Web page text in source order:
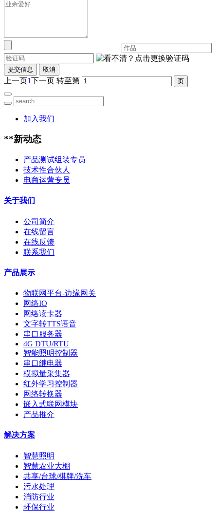
提交信息 取消
上一页1下一页 转至第
加入我们
**新动态
产品测试组装专员
技术性合伙人
电商运营专员
关于我们
公司简介
在线留言
在线反馈
联系我们
产品展示
物联网平台-边缘网关
网络IO
网络读卡器
文字转TTS语音
串口服务器
4G DTU/RTU
智能照明控制器
串口继电器
模拟量采集器
红外学习控制器
网络转换器
嵌入式联网模块
产品推介
解决方案
智慧照明
智慧农业大棚
共享/台球/棋牌/洗车
污水处理
消防行业
环保行业